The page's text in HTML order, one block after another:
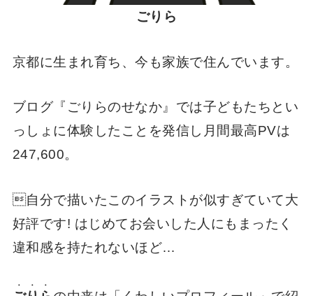
ごりら
京都に生まれ育ち、今も家族で住んでいます。
ブログ『ごりらのせなか』では子どもたちとい
っしょに体験したことを発信し月間最高PVは
247,600。
自分で描いたこのイラストが似すぎていて大
好評です! はじめてお会いした人にもまったく
違和感を持たれないほど…
・・・